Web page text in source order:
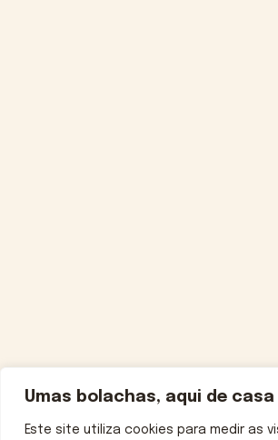
Umas bolachas, aqui de casa
Este site utiliza cookies para medir as